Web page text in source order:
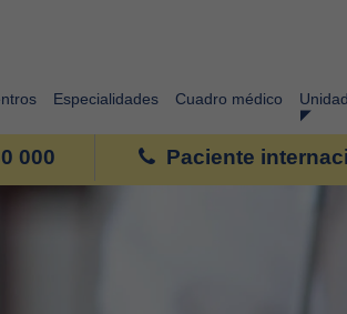
Especialidades Cuadro médico
000 Paciente